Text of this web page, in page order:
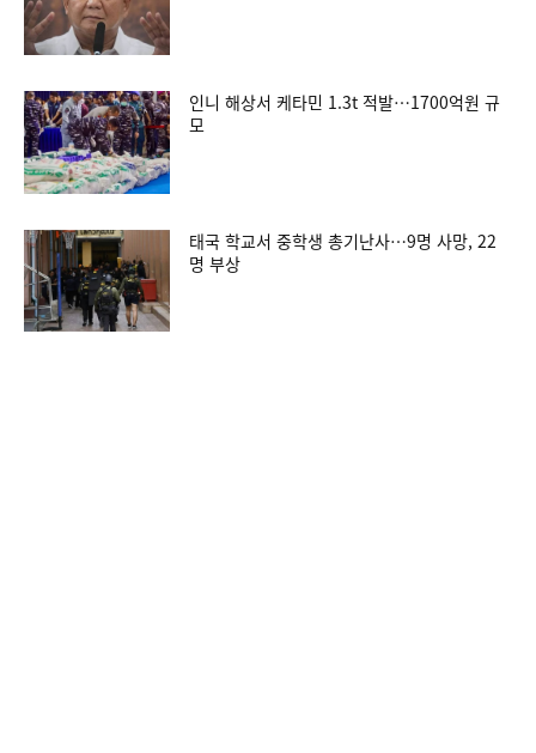
인니 해상서 케타민 1.3t 적발…1700억원 규
모
태국 학교서 중학생 총기난사…9명 사망, 22
명 부상